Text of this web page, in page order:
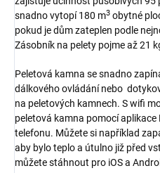
snadno vytopí 180 m3 obytné
pokud je dům zateplen podle
Zásobník na pelety pojme až 21
Peletová kamna se snadno
dálkového ovládání nebo
na peletových kamnech. S wifi
peletová kamna pomocí aplikace
telefonu. Můžete si například
aby bylo teplo a útulno již před
můžete stáhnout pro iOS a